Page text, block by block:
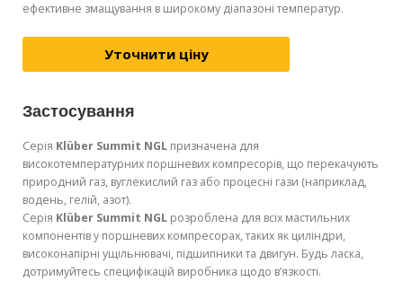
ефективне змащування в широкому діапазоні температур.
Уточнити ціну
Застосування
Серія Klüber Summit NGL призначена для
високотемпературних поршневих компресорів, що перекачують
природний газ, вуглекислий газ або процесні гази (наприклад,
водень, гелій, азот).
Серія Klüber Summit NGL розроблена для всіх мастильних
компонентів у поршневих компресорах, таких як циліндри,
високонапірні ущільнювачі, підшипники та двигун. Будь ласка,
дотримуйтесь специфікацій виробника щодо в’язкості.